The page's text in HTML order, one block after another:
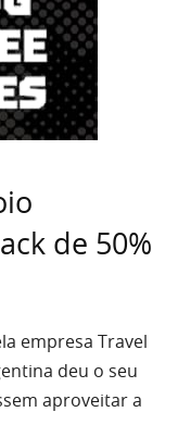
de 50%
empresa Travel
deu o seu
aproveitar a